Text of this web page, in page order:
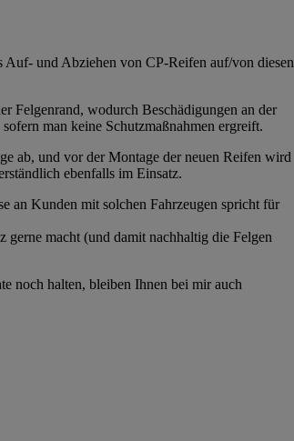
Auf- und Abziehen von CP-Reifen auf/von diesen
Felgenrand, wodurch Beschädigungen an der
man keine Schutzmaßnahmen ergreift.
ab, und vor der Montage der neuen Reifen wird
ebenfalls im Einsatz.
an Kunden mit solchen Fahrzeugen spricht für
macht (und damit nachhaltig die Felgen
noch halten, bleiben Ihnen bei mir auch